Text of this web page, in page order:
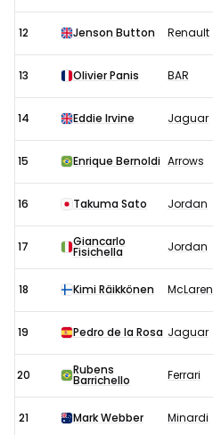
12 Jenson Button Renault
13 Olivier Panis BAR
14 Eddie Irvine Jaguar
15 Enrique Bernoldi Arrows
16 Takuma Sato Jordan
17 Giancarlo
Fisichella Jordan
18 Kimi Räikkönen McLaren
19 Pedro de la Rosa Jaguar
20 Rubens
Barrichello Ferrari
21 Mark Webber Minardi